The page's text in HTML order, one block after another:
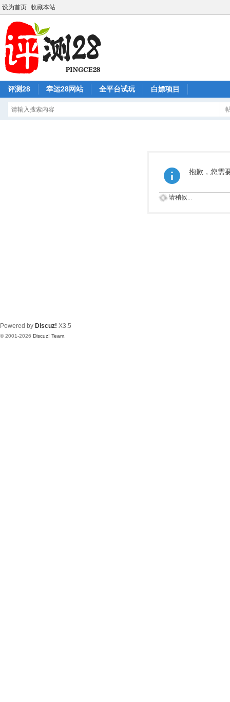
设为首页 收藏本站
评测28 幸运28网站 全平台试玩 白嫖项目
抱歉，您需
请稍候...
Powered by Discuz! X3.5
© 2001-2026 Discuz! Team